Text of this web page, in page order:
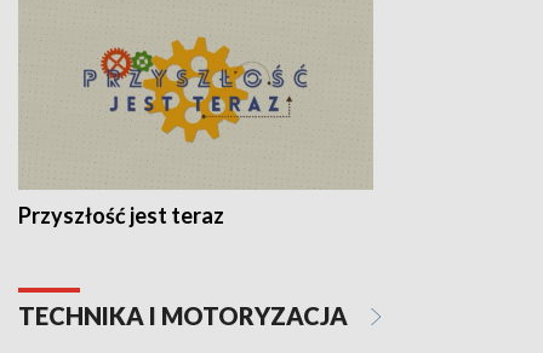
Przyszłość jest teraz
TECHNIKA I MOTORYZACJA